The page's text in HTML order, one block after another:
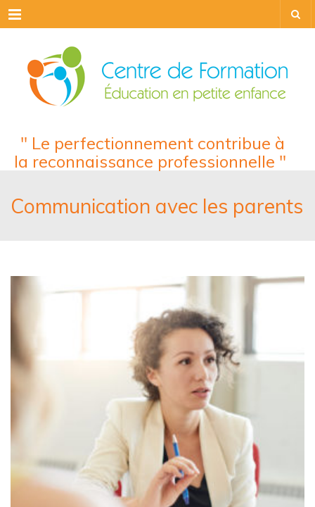
Menu
" Le perfectionnement contribue à
la reconnaissance professionnelle "
Communication avec les parents